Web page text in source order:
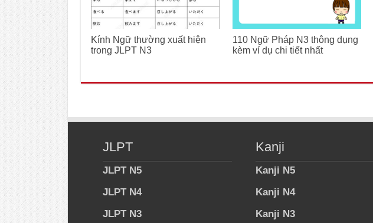
Kính Ngữ thường xuất hiện
trong JLPT N3
110 Ngữ Pháp N3 thông dụng
kèm ví dụ chi tiết nhất
JLPT
JLPT N5
JLPT N4
JLPT N3
Kanji
Kanji N5
Kanji N4
Kanji N3